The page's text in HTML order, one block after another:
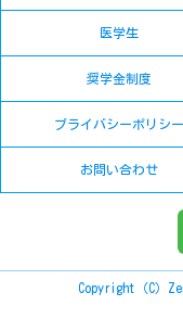
医学生
奨学金制度
プライバシーポリシー
お問い合わせ
Copyright（C）